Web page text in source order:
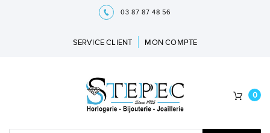
03 87 87 48 56
SERVICE CLIENT MON COMPTE
0